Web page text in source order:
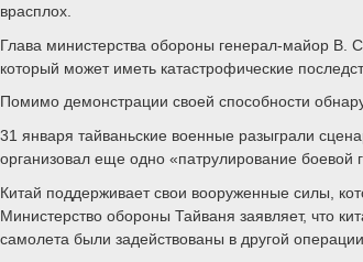
врасплох.
Глава министерства обороны генерал-майор В.
который может иметь катастрофические
Помимо демонстрации своей способности
31 января тайваньские военные разыграли
организовал еще одно «патрулирование боевой
Китай поддерживает свои вооруженные силы,
Министерство обороны Тайваня заявляет, что
самолета были задействованы в другой операции.